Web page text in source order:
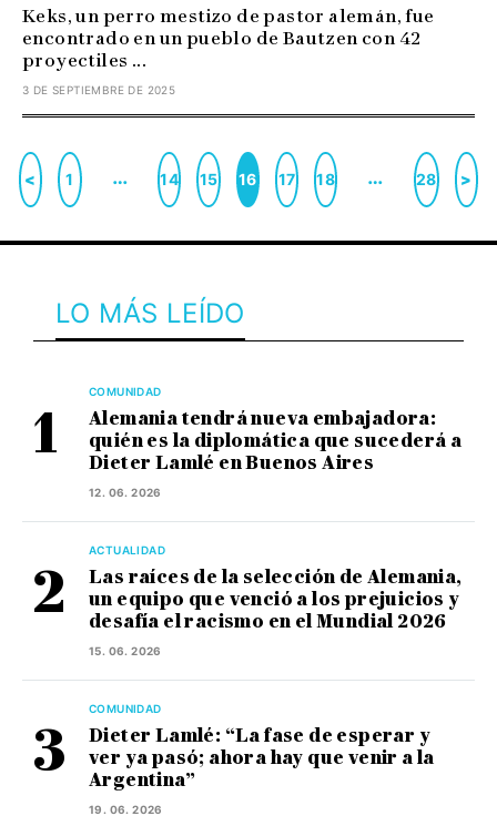
Keks, un perro mestizo de pastor alemán, fue
encontrado en un pueblo de Bautzen con 42
proyectiles ...
3 DE SEPTIEMBRE DE 2025
< 1 … 14 15 16 17 18 … 28 >
LO MÁS LEÍDO
COMUNIDAD
Alemania tendrá nueva embajadora:
quién es la diplomática que sucederá a
Dieter Lamlé en Buenos Aires
12. 06. 2026
ACTUALIDAD
Las raíces de la selección de Alemania,
un equipo que venció a los prejuicios y
desafía el racismo en el Mundial 2026
15. 06. 2026
COMUNIDAD
Dieter Lamlé: “La fase de esperar y
ver ya pasó; ahora hay que venir a la
Argentina”
19. 06. 2026